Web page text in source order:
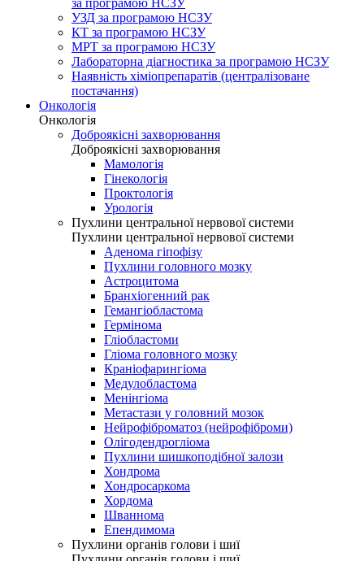
за програмою НСЗУ
УЗД за програмою НСЗУ
КТ за програмою НСЗУ
МРТ за програмою НСЗУ
Лабораторна діагностика за програмою НСЗУ
Наявність хіміопрепаратів (централізоване
постачання)
Онкологія
Онкологія
Доброякісні захворювання
Доброякісні захворювання
Мамологія
Гінекологія
Проктологія
Урологія
Пухлини центральної нервової системи
Пухлини центральної нервової системи
Аденома гіпофізу
Пухлини головного мозку
Астроцитома
Бранхіогенний рак
Гемангіобластома
Гермінома
Гліобластоми
Гліома головного мозку
Краніофарингіома
Медулобластома
Менінгіома
Метастази у головний мозок
Нейрофіброматоз (нейрофіброми)
Олігодендрогліома
Пухлини шишкоподібної залози
Хондрома
Хондросаркома
Хордома
Шваннома
Епендимома
Пухлини органів голови і шиї